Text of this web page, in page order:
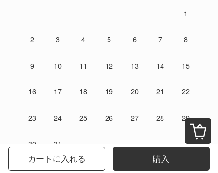
カートに入れる 購入
1
2 3 4 5 6 7 8
9 10 11 12 13 14 15
16 17 18 19 20 21 22
23 24 25 26 27 28 29
30 31
定休日：土日祝